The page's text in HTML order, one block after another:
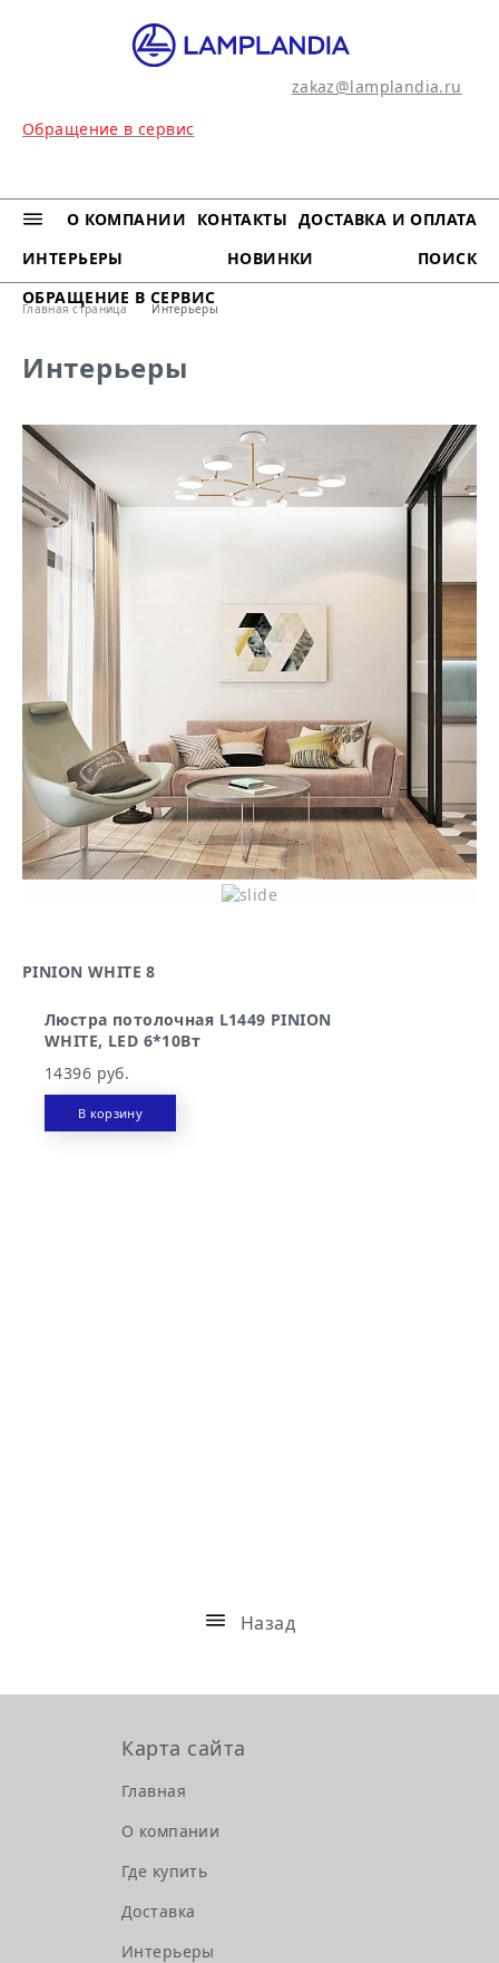
zakaz@lamplandia.ru
Обращение в сервис
МЕНЮ
О КОМПАНИИ КОНТАКТЫ ДОСТАВКА И ОПЛАТА
ИНТЕРЬЕРЫ
НОВИНКИ
ПОИСК
ОБРАЩЕНИЕ В СЕРВИС
Главная страница Интерьеры
Интерьеры
PINION WHITE 8
Люстра потолочная L1449 PINION
WHITE, LED 6*10Вт
14396 руб.
В корзину
Назад
Карта сайта
Главная
О компании
Где купить
Доставка
Интерьеры